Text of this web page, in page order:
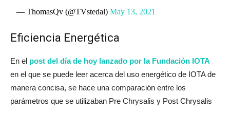
— ThomasQv (@TVstedal)May 13, 2021
Eficiencia Energética
En el post del día de hoy lanzado por la Fundación IOTA
en el que se puede leer acerca del uso energético de IOTA de
manera concisa, se hace una comparación entre los
parámetros que se utilizaban Pre Chrysalis y Post Chrysalis